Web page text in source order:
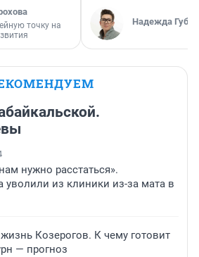
точку на
Надежда
нужно расстаться».
уволили из клиники из-за мата в
Козерогов. К чему готовит
— прогноз